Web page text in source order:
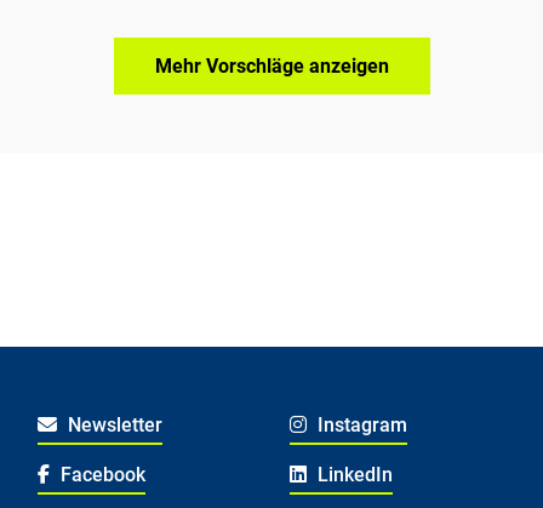
Mehr Vorschläge anzeigen
Newsletter Instagram
Facebook LinkedIn